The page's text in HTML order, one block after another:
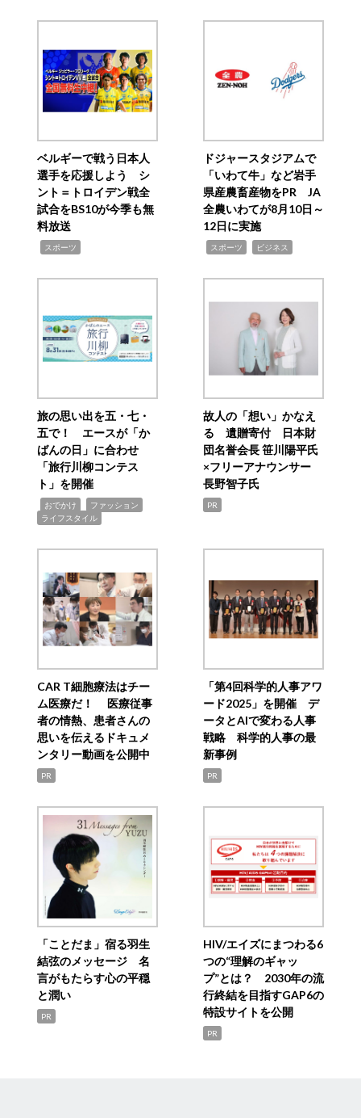
ベルギーで戦う日本人
選手を応援しよう シ
ント＝トロイデン戦全
試合をBS10が今季も無
料放送
スポーツ
ドジャースタジアムで
「いわて牛」など岩手
県産農畜産物をPR JA
全農いわてが8月10日～
12日に実施
スポーツ ビジネス
旅の思い出を五・七・
五で！ エースが「か
ばんの日」に合わせ
「旅行川柳コンテス
ト」を開催
おでかけ ファッション
ライフスタイル
故人の「想い」かなえ
る 遺贈寄付 日本財
団名誉会長 笹川陽平氏
×フリーアナウンサー
長野智子氏
PR
CAR T細胞療法はチー
ム医療だ！ 医療従事
者の情熱、患者さんの
思いを伝えるドキュメ
ンタリー動画を公開中
PR
「第4回科学的人事アワ
ード2025」を開催 デ
ータとAIで変わる人事
戦略 科学的人事の最
新事例
PR
「ことだま」宿る羽生
結弦のメッセージ 名
言がもたらす心の平穏
と潤い
PR
HIV/エイズにまつわる6
つの“理解のギャッ
プ”とは？ 2030年の流
行終結を目指すGAP6の
特設サイトを公開
PR